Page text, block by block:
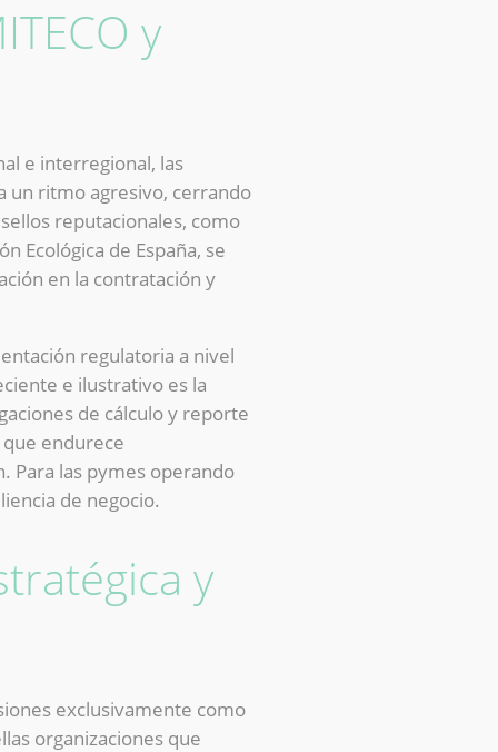
y
e interregional, las
un ritmo agresivo, cerrando
reputacionales, como
Ecológica de España, se
en la contratación y
regulatoria a nivel
e ilustrativo es la
de cálculo y reporte
endurece
Para las pymes operando
de negocio.
y
exclusivamente como
organizaciones que